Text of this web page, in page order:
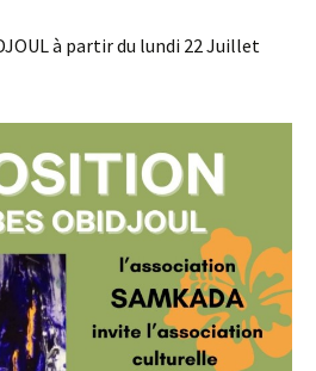
à partir du lundi 22 Juillet